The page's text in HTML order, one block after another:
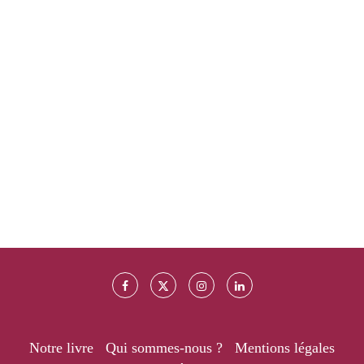
Notre livre Qui sommes-nous ?
Mentions légales